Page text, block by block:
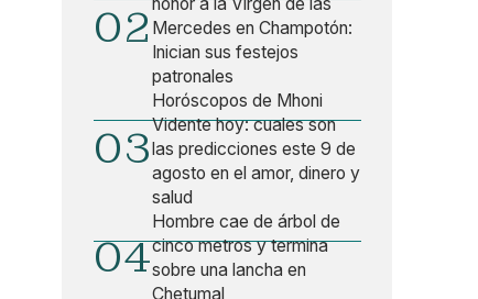
02Mercedes en Champotón:
Inician sus festejos
patronales
03
Horóscopos de Mhoni
Vidente hoy: cuales son
las predicciones este 9 de
agosto en el amor, dinero y
salud
04
Hombre cae de árbol de
cinco metros y termina
sobre una lancha en
Chetumal